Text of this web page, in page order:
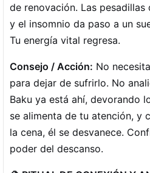
de renovación. Las pesadillas
y el insomnio da paso a un
Tu energía vital regresa.
Consejo / Acción: No
para dejar de sufrirlo. No
Baku ya está ahí, devorando
se alimenta de tu atención, y
la cena, él se desvanece.
poder del descanso.